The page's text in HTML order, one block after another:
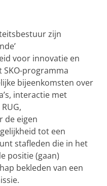
zijn
voor innovatie en
programma
bijeenkomsten over
interactie met
de eigen
tot een
stafleden die in het
positie (gaan)
bekleden van een